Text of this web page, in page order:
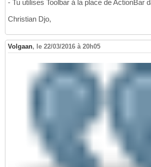
- Tu utilises Toolbar à la place de ActionBar
Christian Djo,
Volgaan, le 22/03/2016 à 20h05